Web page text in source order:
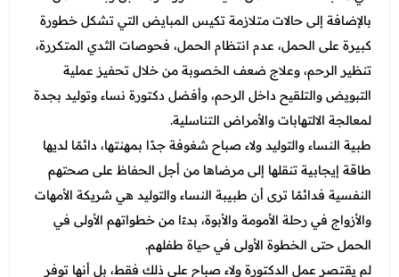
بالإضافة إلى حالات متلازمة تكيس المبايض التي تشكل خطورة
كبيرة على الحمل، عدم انتظام الحمل، فحوصات الثدي المتكررة،
تنظير الرحم، وعلاج ضعف الخصوبة من خلال تحفيز عملية
التبويض والتلقيح داخل الرحم، وأفضل دكتورة نساء وتوليد بجدة
لمعالجة الالتهابات والأمراض التناسلية.
طبية النساء والتوليد ولاء صباح شغوفة جدًا بمهنتها، دائمًا لديها
طاقة إيجابية تنقلها إلى مرضاها من أجل الحفاظ على صحتهم
النفسية فدائمًا ترى أن طبيبة النساء والتوليد هي شريكة الأمهات
والأزواج في رحلة الأمومة والأبوة، بدءًا من خطواتهم الأولى في
الحمل حتى الخطوة الأولى في حياة طفلهم.
لم يقتصر عمل الدكتورة ولاء صباح على ذلك فقط، بل أنها توفر